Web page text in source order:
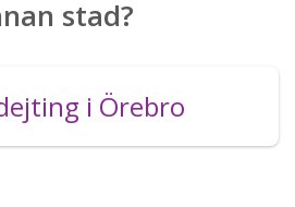
stad?
i Örebro